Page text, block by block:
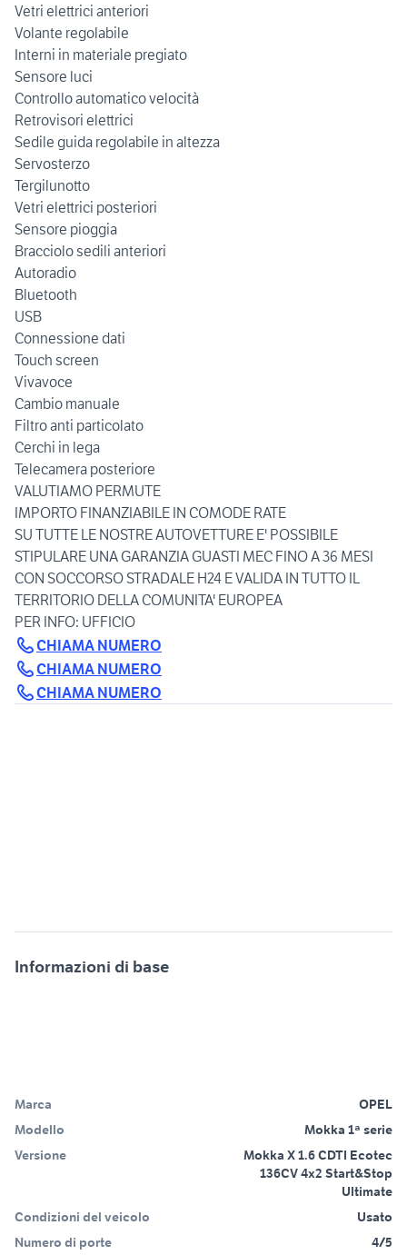
Vetri elettrici anteriori
Volante regolabile
Interni in materiale pregiato
Sensore luci
Controllo automatico velocità
Retrovisori elettrici
Sedile guida regolabile in altezza
Servosterzo
Tergilunotto
Vetri elettrici posteriori
Sensore pioggia
Bracciolo sedili anteriori
Autoradio
Bluetooth
USB
Connessione dati
Touch screen
Vivavoce
Cambio manuale
Filtro anti particolato
Cerchi in lega
Telecamera posteriore
VALUTIAMO PERMUTE
IMPORTO FINANZIABILE IN COMODE RATE
SU TUTTE LE NOSTRE AUTOVETTURE E' POSSIBILE
STIPULARE UNA GARANZIA GUASTI MEC FINO A 36 MESI
CON SOCCORSO STRADALE H24 E VALIDA IN TUTTO IL
TERRITORIO DELLA COMUNITA' EUROPEA
CHIAMA NUMERO
CHIAMA NUMERO
CHIAMA NUMERO
Informazioni di base
Marca
OPEL
Modello
Mokka 1ª serie
Versione
Mokka X 1.6 CDTI Ecotec
136CV 4x2 Start&Stop
Ultimate
Condizioni del veicolo
Usato
Numero di porte
4/5